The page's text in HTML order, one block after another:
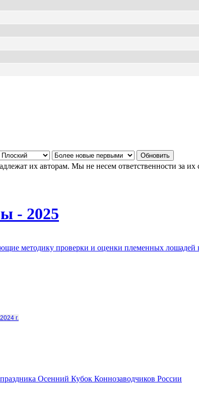
их авторам. Мы не несем ответственности за их
- 2025
методику проверки и оценки племенных
г.
Осенний Кубок Коннозаводчиков России